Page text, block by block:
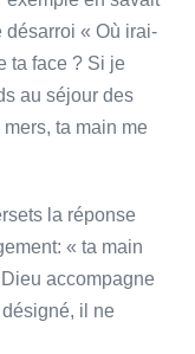
désarroi « Où irai-
ta face ? Si je
au séjour des
ta main me
la réponse
« ta main
accompagne
il ne